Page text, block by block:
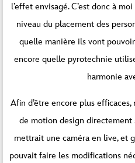
l’effet envisagé. C’est donc à
niveau du placement des
quelle manière ils vont
encore quelle pyrotechnie
harmonie
Afin d’être encore plus
de motion design directement
mettrait une caméra en live, et
pouvait faire les modifications